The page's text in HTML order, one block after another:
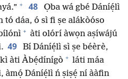
+ 48
Ọba wá gbé Dáníẹ́lì
tó dáa, ó sì fi ṣe alákòóso
+ àti olórí àwọn aṣíwájú
49
Bí Dáníẹ́lì sì ṣe béèrè,
àti Àbẹ́dínígò + láti máa
àmọ́ Dáníẹ́lì ń ṣiṣẹ́ ní ààfin